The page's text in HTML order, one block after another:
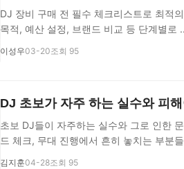
DJ 장비 구매 전 필수 체크리스트로 최적
목적, 예산 설정, 브랜드 비교 등 단계별로
이성우03-20조회 95
DJ 초보가 자주 하는 실수와 피해
초보 DJ들이 자주하는 실수와 그로 인한
드 체크, 무대 진행에서 흔히 놓치는 부분
김지훈04-28조회 95